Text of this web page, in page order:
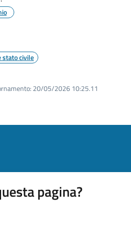
stato civile
20/05/2026 10:25.11
pagina?